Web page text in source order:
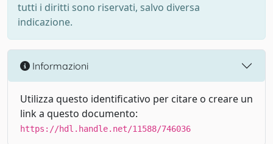
tutti i diritti sono riservati, salvo diversa
indicazione.
Informazioni
Utilizza questo identificativo per citare o creare un
link a questo documento:
https://hdl.handle.net/11588/746036